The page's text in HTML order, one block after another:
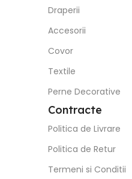
Draperii
Accesorii
Covor
Textile
Perne Decorative
Contracte
Politica de Livrare
Politica de Retur
Termeni si Conditii